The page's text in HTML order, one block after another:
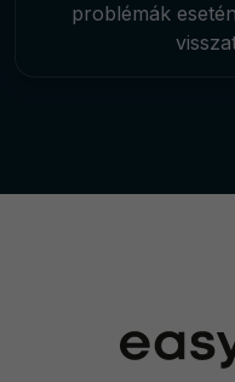
problémák